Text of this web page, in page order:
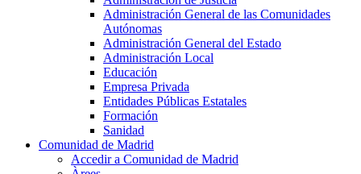
Administración General de las Comunidades
Autónomas
Administración General del Estado
Administración Local
Educación
Empresa Privada
Entidades Públicas Estatales
Formación
Sanidad
Comunidad de Madrid
Accedir a Comunidad de Madrid